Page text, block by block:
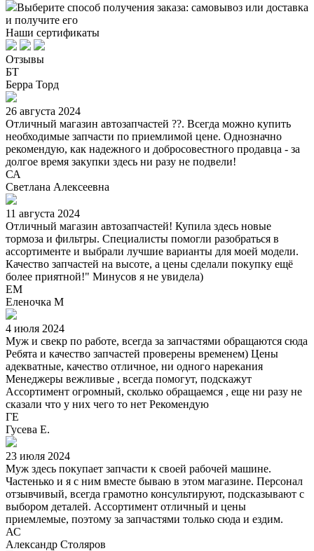
Выберите способ получения заказа: самовывоз или доставка
и получите его
Наши сертификаты
Отзывы
БТ
Берра Торд
26 августа 2024
Отличный магазин автозапчастей ??. Всегда можно купить
необходимые запчасти по приемлимой цене. Однозначно
рекомендую, как надежного и добросовестного продавца - за
долгое время закупки здесь ни разу не подвели!
СА
Светлана Алексеевна
11 августа 2024
Отличный магазин автозапчастей! Купила здесь новые
тормоза и фильтры. Специалисты помогли разобраться в
ассортименте и выбрали лучшие варианты для моей модели.
Качество запчастей на высоте, а цены сделали покупку ещё
более приятной!" Минусов я не увидела)
ЕМ
Еленочка М
4 июля 2024
Муж и свекр по работе, всегда за запчастями обращаются сюда
Ребята и качество запчастей проверены временем) Цены
адекватные, качество отличное, ни одного нарекания
Менеджеры вежливые , всегда помогут, подскажут
Ассортимент огромный, сколько обращаемся , еще ни разу не
сказали что у них чего то нет Рекомендую
ГЕ
Гусева Е.
23 июля 2024
Муж здесь покупает запчасти к своей рабочей машине.
Частенько и я с ним вместе бываю в этом магазине. Персонал
отзывчивый, всегда грамотно консультируют, подсказывают с
выбором деталей. Ассортимент отличный и цены
приемлемые, поэтому за запчастями только сюда и ездим.
АС
Александр Столяров